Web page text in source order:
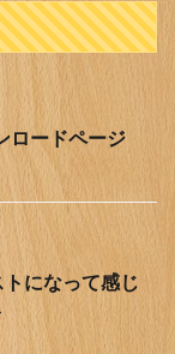
ロードページ
になって感じ